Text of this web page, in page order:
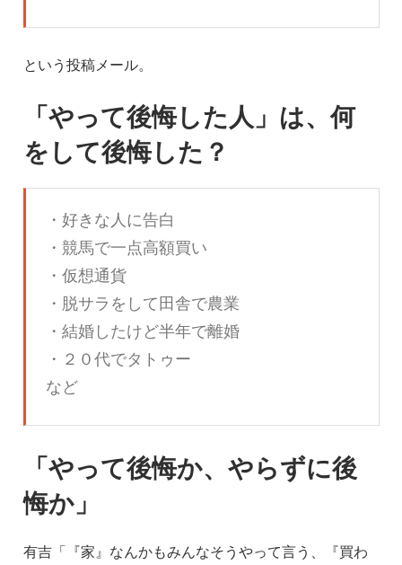
という投稿メール。
「やって後悔した人」は、何
をして後悔した？
・好きな人に告白
・競馬で一点高額買い
・仮想通貨
・脱サラをして田舎で農業
・結婚したけど半年で離婚
・２０代でタトゥー
など
「やって後悔か、やらずに後
悔か」
有吉「『家』なんかもみんなそうやって言う、『買わ